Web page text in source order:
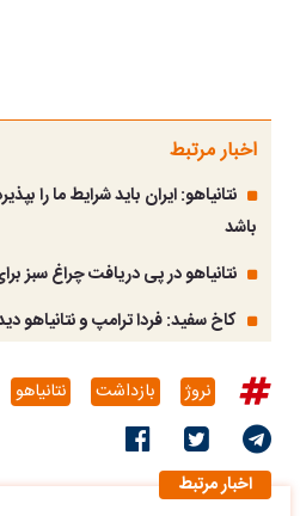
اخبار مرتبط
نتانیاهو: ایران باید شرایط ما را
باشد
نتانیاهو در پی دریافت چراغ سبز
کاخ سفید: فردا ترامپ و نتانیاهو
نروژ بازداشت نتانیاهو
اخبار مرتبط